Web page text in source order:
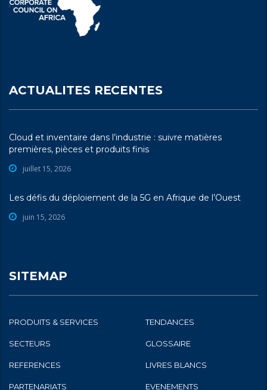
ACTUALITES RECENTES
Cloud et inventaire dans l’industrie : suivre matières
premières, pièces et produits finis
juillet 15, 2026
Les défis du déploiement de la 5G en Afrique de l’Ouest
juin 15, 2026
SITEMAP
PRODUITS & SERVICES TENDANCES
SECTEURS GLOSSAIRE
REFERENCES LIVRES BLANCS
PARTENARIATS EVENEMENTS